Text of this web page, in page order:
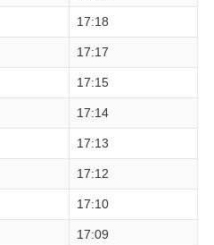
17:18
17:17
17:15
17:14
17:13
17:12
17:10
17:09